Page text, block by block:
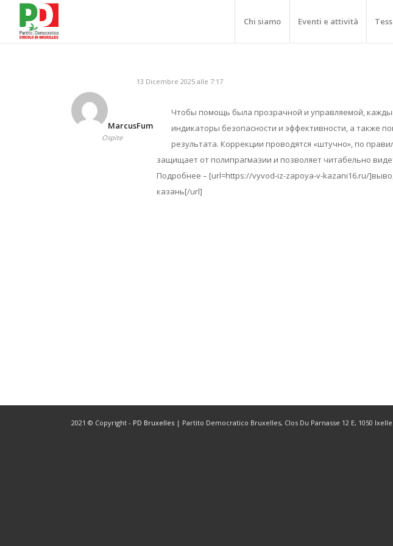
Chi siamo Eventi e attività
13 Dicembre 2025 alle 7:17
MarcusFum
Ospite
Чтобы помощь была прозрачной и управляемой,
индикаторы безопасности и эффективности, а также
результата. Коррекции проводятся «штучно», по
защищает от полипрагмазии и позволяет читабельно
Подробнее – [url=https://vyvod-iz-zapoya-v-kazani16.ru/
казань[/url]
2021 © Copyright - PD Bruxelles | Partito Democratico Bruxelles, Clos Du Parnasse 12 E, 1050